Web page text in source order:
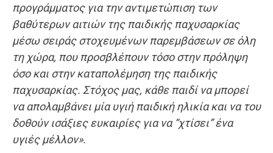
προγράμματος για την αντιμετώπιση των
βαθύτερων αιτιών της παιδικής παχυσαρκίας
μέσω σειράς στοχευμένων παρεμβάσεων σε όλη
τη χώρα, που προσβλέπουν τόσο στην πρόληψη
όσο και στην καταπολέμηση της παιδικής
παχυσαρκίας. Στόχος μας, κάθε παιδί να μπορεί
να απολαμβάνει μία υγιή παιδική ηλικία και να του
δοθούν ισάξιες ευκαιρίες για να “χτίσει” ένα
υγιές μέλλον».